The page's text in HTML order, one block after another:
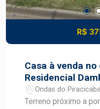
R$
Casa à venda
Residencial
Ondas do
Terreno próximo a